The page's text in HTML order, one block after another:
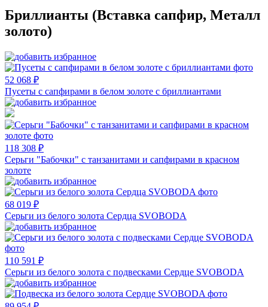
Бриллианты (Вставка сапфир, Металл
золото)
52 068 ₽
Пусеты с сапфирами в белом золоте с бриллиантами
118 308 ₽
Серьги "Бабочки" с танзанитами и сапфирами в красном
золоте
68 019 ₽
Серьги из белого золота Сердца SVOBODA
110 591 ₽
Серьги из белого золота с подвесками Сердце SVOBODA